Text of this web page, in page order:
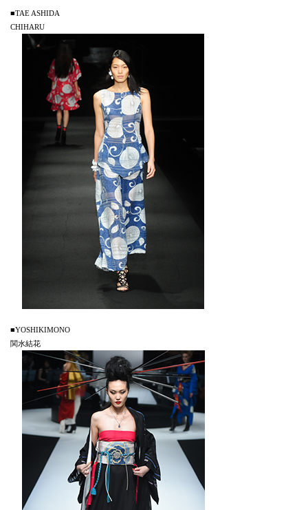
■TAE ASHIDA
CHIHARU
■YOSHIKIMONO
関水結花